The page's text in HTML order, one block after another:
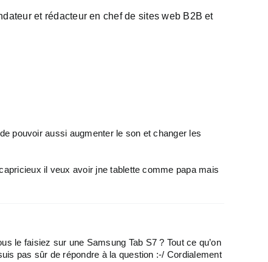
et rédacteur en chef de sites web B2B et
pouvoir aussi augmenter le son et changer les
il veux avoir jne tablette comme papa mais
le faisiez sur une Samsung Tab S7 ? Tout ce qu’on
pas sûr de répondre à la question :-/ Cordialement